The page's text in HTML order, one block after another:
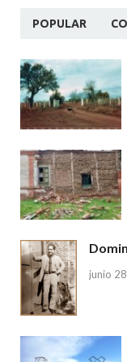
POPULAR
junio